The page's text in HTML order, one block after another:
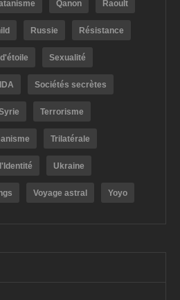
Qanon Raoult
Russie Résistance
Sexualité
Sociétés secrètes
Terrorisme
Trilatérale
Ukraine
Voyage astral Yoyo